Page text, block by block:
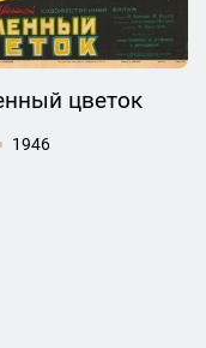
цветок
1946